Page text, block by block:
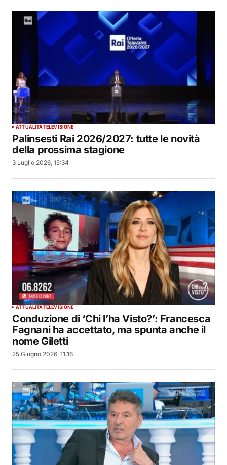
ATTUALITÀTELEVISIONE
Palinsesti Rai 2026/2027: tutte le novità
della prossima stagione
3 Luglio 2026, 15:34
ATTUALITÀTELEVISIONE
Conduzione di ‘Chi l’ha Visto?’: Francesca
Fagnani ha accettato, ma spunta anche il
nome Giletti
25 Giugno 2026, 11:16